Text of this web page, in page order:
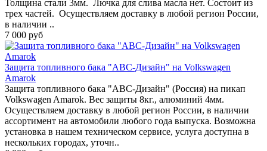
Толщина стали 3мм. Лючка для слива масла нет. Состоит из
трех частей. Осуществляем доставку в любой регион России,
в наличии ..
7 000 руб
Защита топливного бака "АВС-Дизайн" на Volkswagen
Amarok
Защита топливного бака "АВС-Дизайн" (Россия) на пикап
Volkswagen Amarok. Вес защиты 8кг., алюминий 4мм.
Осуществляем доставку в любой регион России, в наличии
ассортимент на автомобили любого года выпуска. Возможна
установка в нашем техническом сервисе, услуга доступна в
нескольких городах, уточн..